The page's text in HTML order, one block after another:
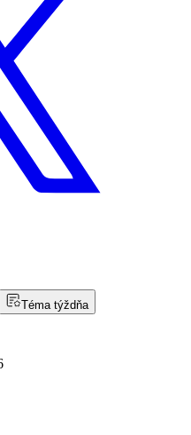
Téma týždňa